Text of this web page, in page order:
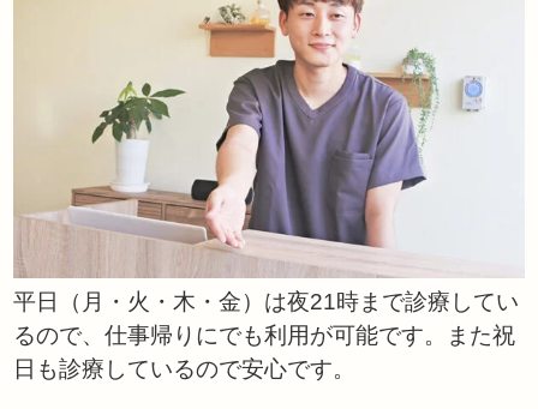
平日（月・火・木・金）は夜21時まで診療してい
るので、仕事帰りにでも利用が可能です。また祝
日も診療しているので安心です。